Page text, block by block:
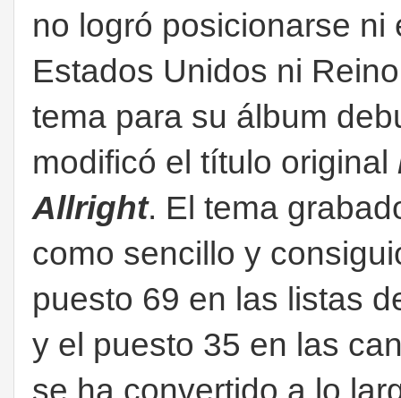
no logró posicionarse
Estados Unidos ni
tema para su álbum
modificó el título original
Allright. El tema
como sencillo y
puesto 69 en las listas
y el puesto 35 en las
se ha convertido a lo